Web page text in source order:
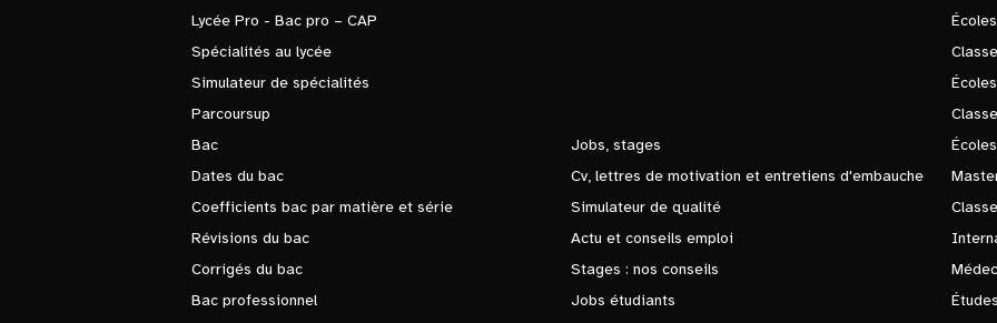
Lycée Pro - Bac pro – CAP
Spécialités au lycée
Simulateur de spécialités
Parcoursup
Bac
Dates du bac
Coefficients bac par matière et série
Révisions du bac
Corrigés du bac
Bac professionnel
Jobs, stages
Cv, lettres de motivation et entretiens d'embauche
Simulateur de qualité
Actu et conseils emploi
Stages : nos conseils
Jobs étudiants